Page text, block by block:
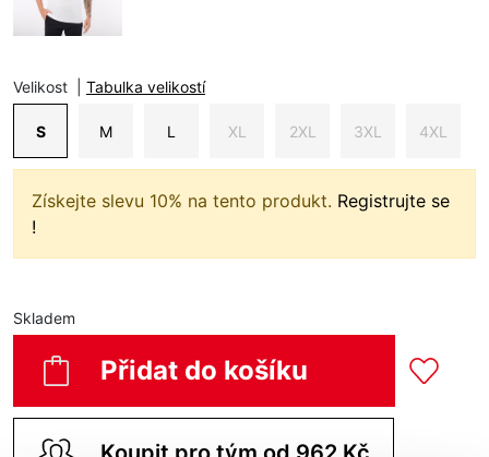
Velikost Tabulka velikostí
S M L XL 2XL 3XL 4XL
Získejte slevu 10% na tento produkt. Registrujte se
!
Skladem
Přidat do košíku